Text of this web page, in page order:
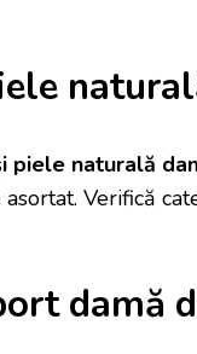
piele naturală
Verifică
damă